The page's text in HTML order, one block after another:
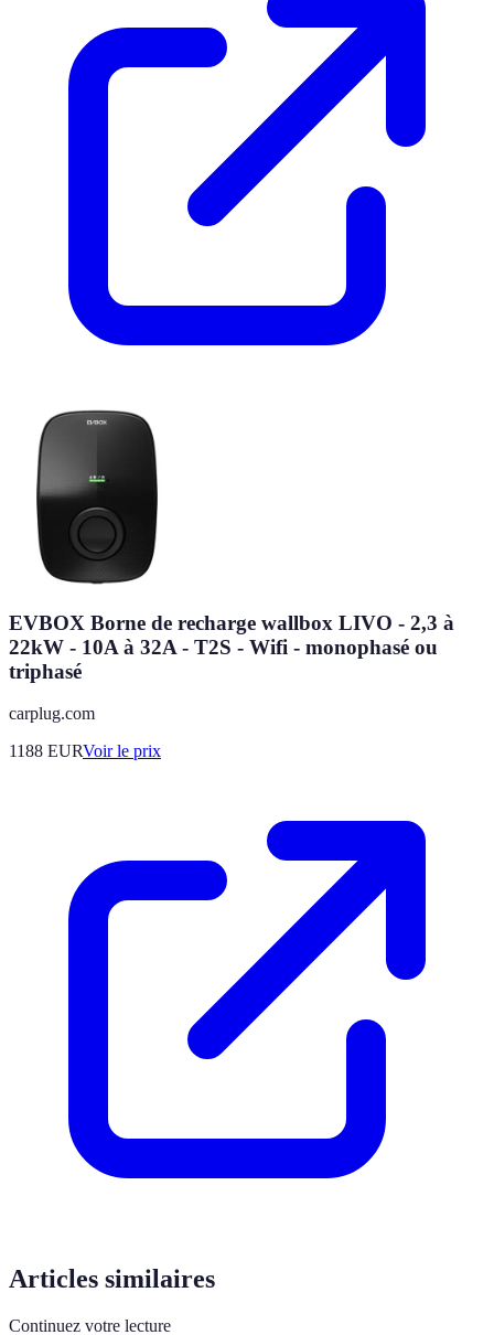
EVBOX Borne de recharge wallbox LIVO - 2,3 à
22kW - 10A à 32A - T2S - Wifi - monophasé ou
triphasé
carplug.com
1188 EURVoir le prix
Articles similaires
Continuez votre lecture